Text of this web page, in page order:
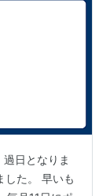
日となりま
した。 早いも